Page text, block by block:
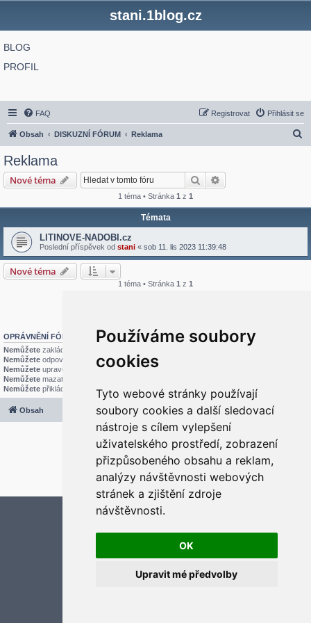
Používáme soubory
cookies
Tyto webové stránky používají
soubory cookies a další sledovací
nástroje s cílem vylepšení
uživatelského prostředí, zobrazení
přizpůsobeného obsahu a reklam,
analýzy návštěvnosti webových
stránek a zjištění zdroje
návštěvnosti.
OK
Upravit mé předvolby
stani.1blog.cz
BLOG
PROFIL
FAQ Přihlásit se
Registrovat
Obsah DISKUZNÍ FÓRUM Reklama
Reklama
Nové téma Hledat
1 téma • Stránka 1 z 1
Témata
LITINOVE-NADOBI.cz
Poslední příspěvek od stani « sob 11. lis 2023 11:39:48
Nové téma
1 téma • Stránka 1 z 1
OPRÁVNĚNÍ FÓRA
Nemůžete zakládat nová témata v tomto fóru
Nemůžete odpovídat v tomto fóru
Nemůžete upravovat své příspěvky v tomto fóru
Nemůžete mazat své příspěvky v tomto fóru
Nemůžete přikládat soubory v tomto fóru
Obsah Všechny časy jsou vUTC+02:00
2020 © ASTRA - CZ s.r.o.
Založeno naphpBB® Forum Software © phpBB Limited
Český překlad – phpBB.cz
Optimized by:
phpBB SEO
Soukromí | Podmínky
Aktualizujte předvolby souborů cookies